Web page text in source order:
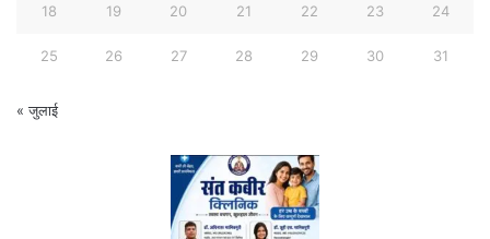
18 19 20 21 22 23 24
25 26 27 28 29 30 31
« जुलाई